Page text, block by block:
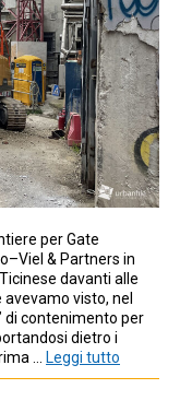
per Gate
& Partners in
davanti alle
visto, nel
di contenimento per
dietro i
…
Leggi tutto